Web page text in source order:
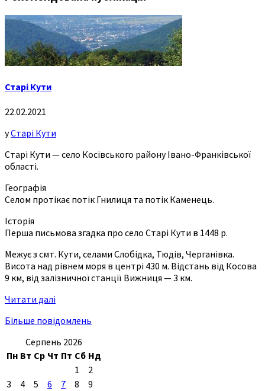
Старі Кути
22.02.2021
уСтарі Кути
Старі Кути — село Косівського району Івано-Франківської
області.
Географія
Селом протікає потік Гнилиця та потік Каменець.
Історія
Перша письмова згадка про село Старі Кути в 1448 р.
Межує з смт. Кути, селами Слобідка, Тюдів, Черганівка.
Висота над рівнем моря в центрі 430 м. Відстань від Косова
9 км, від залізничної станції Вижниця — 3 км.
Читати далі
Більше повідомлень
Серпень 2026
Пн Вт Ср Чт Пт Сб Нд
1
2
3
4 5 6 7 8
9